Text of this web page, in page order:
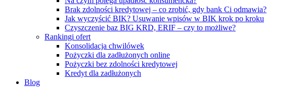
Brak zdolności kredytowej – co zrobić, gdy bank Ci odmawia?
Jak wyczyścić BIK? Usuwanie wpisów w BIK krok po kroku
Czyszczenie baz BIG KRD, ERIF – czy to możliwe?
Rankingi ofert
Konsolidacja chwilówek
Pożyczki dla zadłużonych online
Pożyczki bez zdolności kredytowej
Kredyt dla zadłużonych
Blog